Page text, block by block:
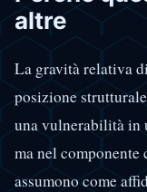
altre
La gravità relativa
posizione
una vulnerabilità in
ma nel
assumono come